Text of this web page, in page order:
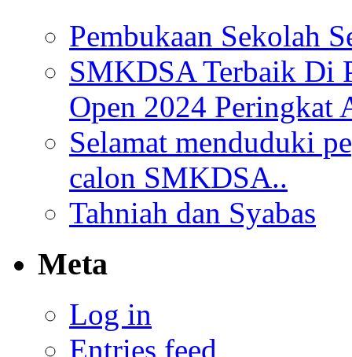
Pembukaan Sekolah
SMKDSA Terbaik Di
Open 2024 Peringkat
Selamat menduduki
calon SMKDSA..
Tahniah dan Syabas
Meta
Log in
Entries feed